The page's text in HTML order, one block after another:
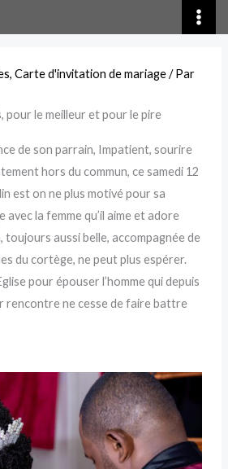
,Carte d'invitation de mariage/ Par
pour le meilleur et pour le pire
de son parrain, Impatient, sourire
hors du commun, ce samedi 12
est on ne plus motivé pour sa
avec la femme qu’il aime et adore
toujours aussi belle, accompagnée de
du cortège, ne peut plus espérer.
pour épouser l’homme qui depuis
rencontre ne cesse de faire battre